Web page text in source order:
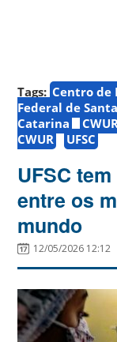
Tags: Centro de
Federal de
Catarina
CWUR
CWUR
UFSC
UFSC
entre os
mundo
12/05/2026 12:12